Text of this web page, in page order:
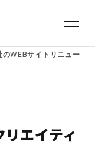
WEBサイトリニュー
エイティ